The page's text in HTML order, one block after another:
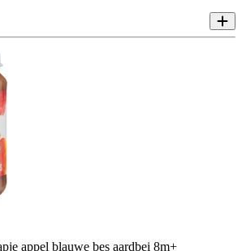
appel blauwe bes aardbei 8m+